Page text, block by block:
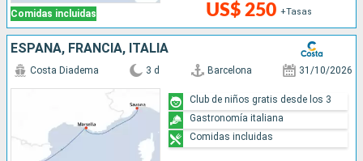
Comidas incluidas US$ 250 +Tasas
ESPAÑA, FRANCIA, ITALIA
Costa Diadema 3 d Barcelona 31/10/2026
Club de niños gratis desde los 3
Gastronomía italiana
Comidas incluidas